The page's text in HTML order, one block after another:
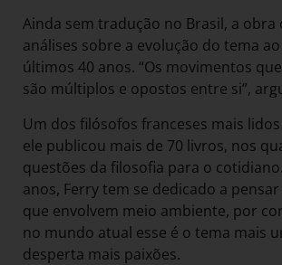
Ainda sem tradução no Brasil, a obra
análises sobre a evolução do tema
últimos 40 anos. “Os movimentos
são múltiplos e opostos entre si”,
Um dos filósofos franceses mais
ele publicou mais de 70 livros, nos
questões da filosofia para o
anos, Ferry tem se dedicado a
que envolvem meio ambiente, por
no mundo atual esse é o tema mais
desperta mais paixões.